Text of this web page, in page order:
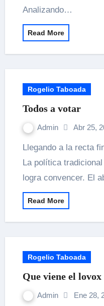
Analizando…
Read More
Rogelio Taboada
Todos a votar
Admin Abr 25,
Llegando a la recta final...y menudo panorama.
La política
logra convencer. El
Read More
Rogelio Taboada
Que viene el lovox
Admin Ene 28,